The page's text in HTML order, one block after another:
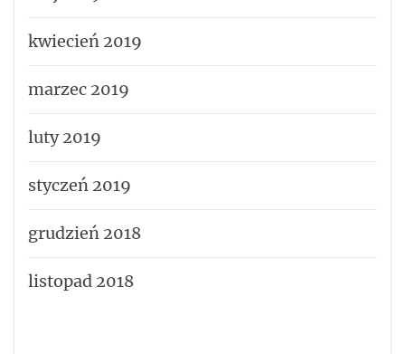
kwiecień 2019
marzec 2019
luty 2019
styczeń 2019
grudzień 2018
listopad 2018